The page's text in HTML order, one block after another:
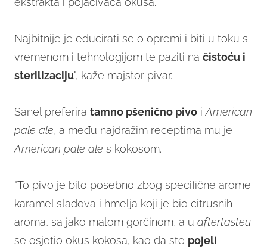
Najbitnije je educirati se o opremi i biti u toku s
vremenom i tehnologijom te paziti na čistoću i
sterilizaciju", kaže majstor pivar.
Sanel preferira tamno pšenično pivo iAmerican
pale ale, a među najdražim receptima mu je
American pale ale s kokosom.
"To pivo je bilo posebno zbog specifične arome
karamel sladova i hmelja koji je bio citrusnih
aroma, sa jako malom gorčinom, a u aftertasteu
se osjetio okus kokosa, kao da ste pojeli